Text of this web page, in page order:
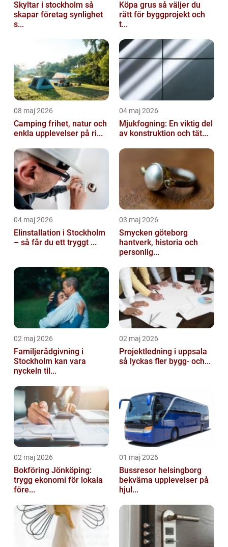
Skyltar i stockholm så
skapar företag synlighet
s...
Köpa grus så väljer du
rätt för byggprojekt och
t...
08 maj 2026
Camping frihet, natur och
enkla upplevelser på ri...
04 maj 2026
Mjukfogning: En viktig del
av konstruktion och tät...
04 maj 2026
Elinstallation i Stockholm
– så får du ett tryggt ...
03 maj 2026
Smycken göteborg
hantverk, historia och
personlig...
02 maj 2026
Familjerådgivning i
Stockholm kan vara
nyckeln til...
02 maj 2026
Projektledning i uppsala
så lyckas fler bygg- och...
02 maj 2026
Bokföring Jönköping:
trygg ekonomi för lokala
före...
01 maj 2026
Bussresor helsingborg
bekväma upplevelser på
hjul...